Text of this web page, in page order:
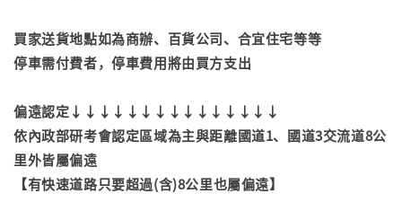
買家送貨地點如為商辦、百貨公司、合宜住宅等等
停車需付費者，停車費用將由買方支出
偏遠認定↓↓↓↓↓↓↓↓↓↓↓↓↓↓↓
依內政部研考會認定區域為主與距離國道1、國道3交流道8公
里外皆屬偏遠
【有快速道路只要超過(含)8公里也屬偏遠】